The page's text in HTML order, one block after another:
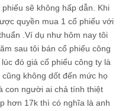
sẽ không hấp dẫn. Khi
quyền mua 1 cổ phiếu với
.Ví dụ như hôm nay tôi
sau tôi bán cổ phiếu công
đó giá cổ phiếu công ty là
không dốt đến mức họ
con người ai chả tính thiệt
hơn 17k thì có nghĩa là anh